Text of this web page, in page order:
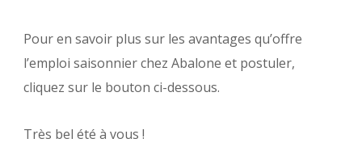
Pour en savoir plus sur les avantages qu’offre
l’emploi saisonnier chez Abalone et postuler,
cliquez sur le bouton ci-dessous.
Très bel été à vous !